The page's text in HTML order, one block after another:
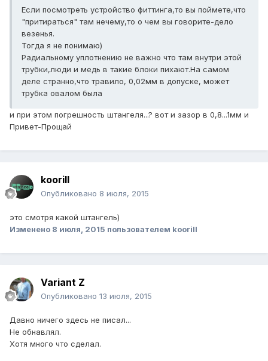
Если посмотреть устройство фиттинга,то вы поймете,что
"притираться" там нечему,то о чем вы говорите-дело
везенья.
Тогда я не понимаю)
Радиальному уплотнению не важно что там внутри этой
трубки,люди и медь в такие блоки пихают.На самом
деле странно,что травило, 0,02мм в допуске, может
трубка овалом была
и при этом погрешность штангеля...? вот и зазор в 0,8...1мм и
Привет-Прощай
koorill
Опубликовано 8 июля, 2015
это смотря какой штангель)
Изменено 8 июля, 2015 пользователем koorill
Variant Z
Опубликовано 13 июля, 2015
Давно ничего здесь не писал...
Не обнавлял.
Хотя много что сделал.